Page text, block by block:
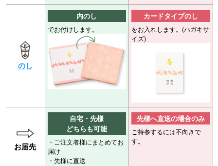
のし
内のし
でお付けします。
カードタイプのし
をお入れします。(ハガキサ
イズ)
お届先
自宅・先様
どちらも可能
・ご注文者様にまとめてお
届け
・先様に直送
先様へ直送の場合のみ
ご持参するには不向きで
す。